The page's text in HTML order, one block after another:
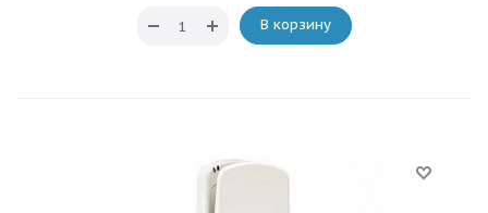
В корзину